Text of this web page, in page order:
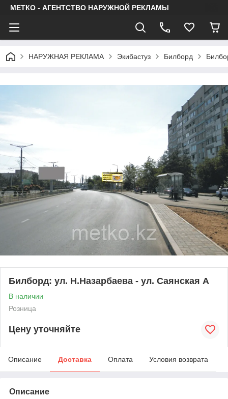
МЕТКО - АГЕНТСТВО НАРУЖНОЙ РЕКЛАМЫ
НАРУЖНАЯ РЕКЛАМА Экибастуз Билборд
Билборд: ул. Н.Назарбаева - ул. Саянская А
В наличии
Розница
Цену уточняйте
Описание Доставка Оплата Условия возврата
Описание